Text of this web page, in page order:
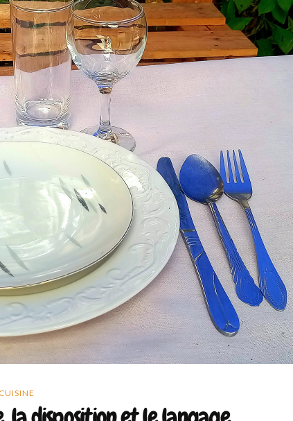
CUISINE